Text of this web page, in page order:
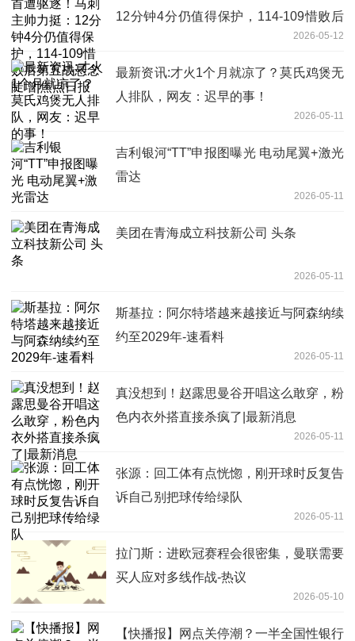
12分钟4分仍值得保护，114-109惜败后
2026-05-12
最新资讯:才火1个月就凉了？莫氏鸡煲无
人排队，网友：迟早的事！
2026-05-11
吉利银河“TT”申报图曝光 电动尾翼+激光
雷达
2026-05-11
美团在青海成立科技新公司 头条
2026-05-11
斯基拉：阿尔特塔越来越接近与阿森纳续
约至2029年-速看料
2026-05-11
真没想到！赵露思曼谷开唱这么敢穿，粉
色内衣外搭直接杀疯了|最新消息
2026-05-11
张源：回工体有点恍惚，刚开球时反复告
诉自己别把球传给绿队
2026-05-11
拉门斯：进欧冠赛程会很密集，曼联需要
买人应对多线作战-热议
2026-05-10
【快播报】网点关停潮？一半全国性银行